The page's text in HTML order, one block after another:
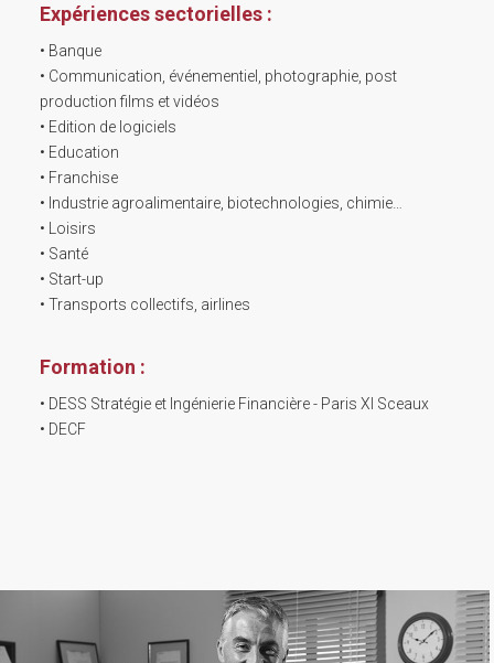
Expériences sectorielles :
• Banque
• Communication, événementiel, photographie, post
production films et vidéos
• Edition de logiciels
• Education
• Franchise
• Industrie agroalimentaire, biotechnologies, chimie…
• Loisirs
• Santé
• Start-up
• Transports collectifs, airlines
Formation :
• DESS Stratégie et Ingénierie Financière - Paris XI Sceaux
• DECF